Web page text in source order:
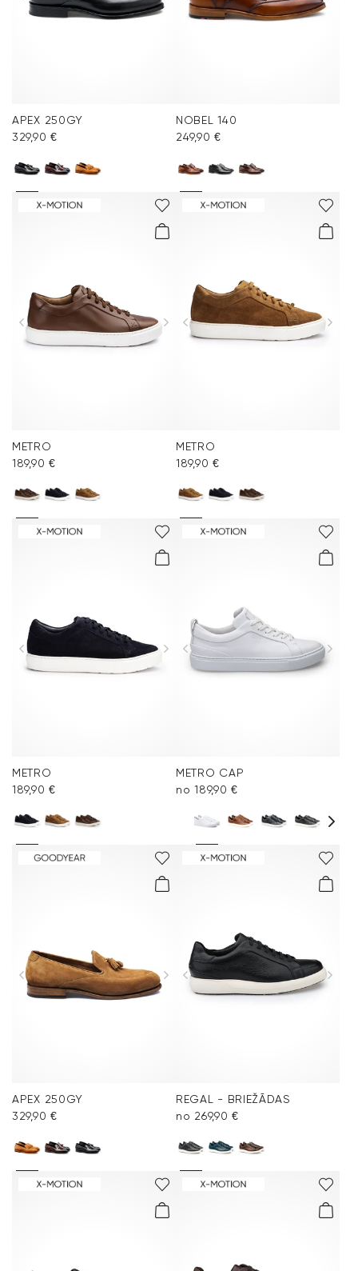
APEX 250GY
329,90 €
NOBEL 140
249,90 €
METRO
189,90 €
METRO
189,90 €
METRO
189,90 €
METRO CAP
no 189,90 €
APEX 250GY
329,90 €
REGAL - BRIEŽĀDAS
no 269,90 €